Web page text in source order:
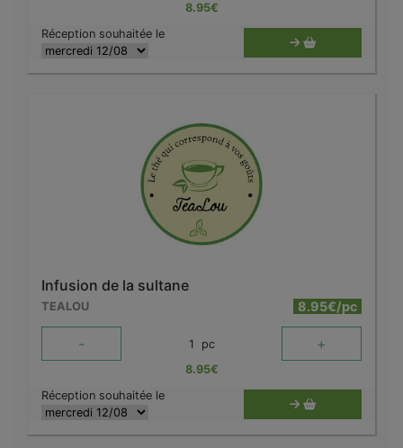
8.95€
Réception souhaitée le
Infusion de la sultane
TEALOU 8.95€/pc
- 1 pc +
8.95€
Réception souhaitée le